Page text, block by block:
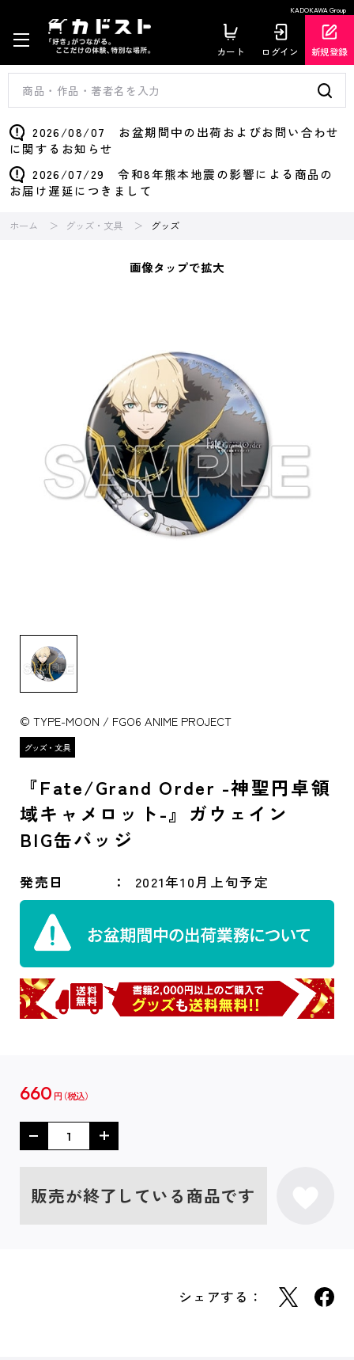
KADOKAWA Group
カート ログイン 新規登録
2026/08/07 お盆期間中の出荷およびお問い合わせ
に関するお知らせ
2026/07/29 令和8年熊本地震の影響による商品の
お届け遅延につきまして
ホーム グッズ・文具 グッズ
画像タップで拡大
© TYPE-MOON / FGO6 ANIME PROJECT
『Fate/Grand Order -神聖円卓領
域キャメロット-』ガウェイン
BIG缶バッジ
発売日 2021年10月上旬予定
660 円
販売が終了している商品です
シェアする：